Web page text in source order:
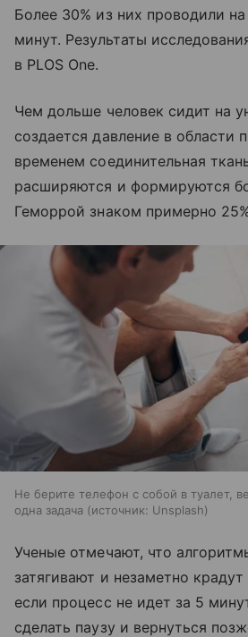
Более 30% из них проводили
минут. Результаты
в PLOS One.
Чем дольше человек сидит на
создается давление в
временем соединительная
расширяются и формируются
Геморрой знаком примерно
Не берите телефон с собой в туалет,
одна задача
источник: Unsplash
Ученые отмечают, что
затягивают и незаметно
если процесс не идет за 5
сделать паузу и вернуться